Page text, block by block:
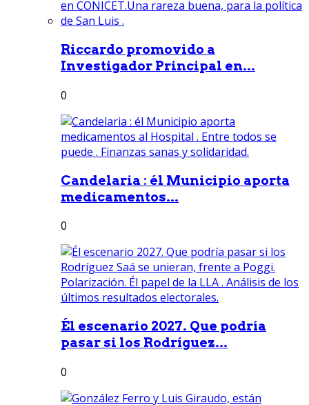
Riccardo promovido a
Investigador Principal en...
0
Candelaria : él Municipio aporta
medicamentos...
0
Él escenario 2027. Que podría
pasar si los Rodríguez...
0